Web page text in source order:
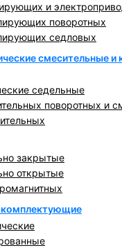
и
поворотных
седловых
смесительные
седельные
поворотных и
закрытые
открытые
комплектующие